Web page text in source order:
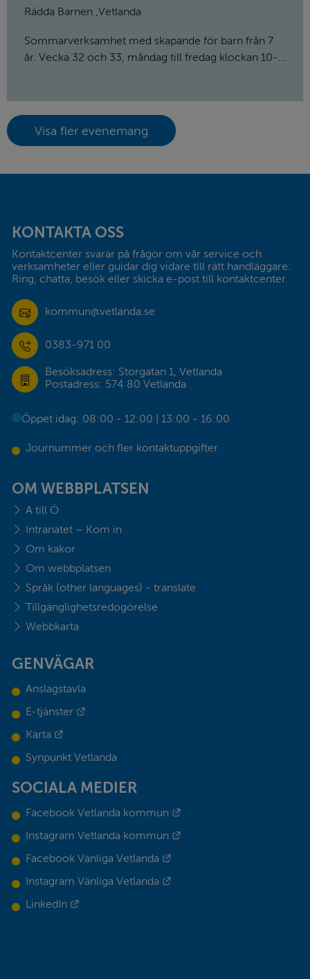
Rädda Barnen ,Vetlanda
Sommarverksamhet med skapande för barn från 7
år. Vecka 32 och 33, måndag till fredag klockan 10-
Visa fler evenemang
KONTAKTA OSS
Kontaktcenter svarar på frågor om vår service och
verksamheter eller guidar dig vidare till rätt handläggare.
Ring, chatta, besök eller skicka e-post till kontaktcenter.
kommun@vetlanda.se
0383-971 00
Besöksadress: Storgatan 1, Vetlanda
Postadress: 574 80 Vetlanda
Öppet idag: 08:00 - 12:00 | 13:00 - 16:00
Journummer och fler kontaktuppgifter.
OM WEBBPLATSEN
A till Ö
Intranätet – Kom in
Om kakor
Om webbplatsen
Språk (other languages) - translate
Tillgänglighetsredogörelse
Webbkarta
GENVÄGAR
Anslagstavla
E-tjänster
Karta
Synpunkt Vetlanda
SOCIALA MEDIER
Facebook Vetlanda kommun
Instagram Vetlanda kommun
Facebook Vänliga Vetlanda
Instagram Vänliga Vetlanda
LinkedIn